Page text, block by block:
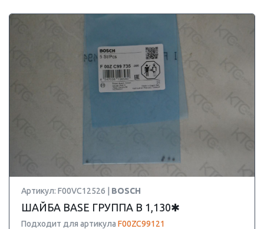
Артикул: F00VC12526 | BOSCH
ШАЙБА BASE ГРУППА B 1,130✱
Подходит для артикула F00ZC99121